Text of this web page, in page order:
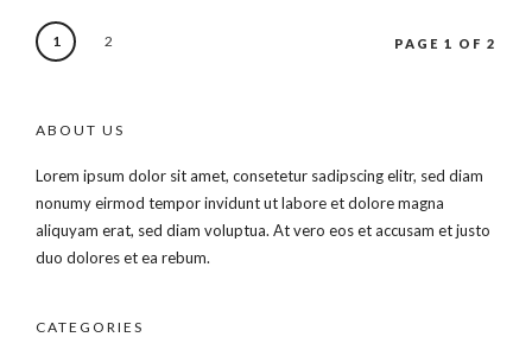
1 2 PAGE 1 OF 2
ABOUT US
Lorem ipsum dolor sit amet, consetetur sadipscing elitr, sed diam
nonumy eirmod tempor invidunt ut labore et dolore magna
aliquyam erat, sed diam voluptua. At vero eos et accusam et justo
duo dolores et ea rebum.
CATEGORIES